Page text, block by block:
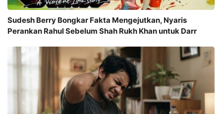
Sudesh Berry Bongkar Fakta Mengejutkan, Nyaris
Perankan Rahul Sebelum Shah Rukh Khan untuk Darr